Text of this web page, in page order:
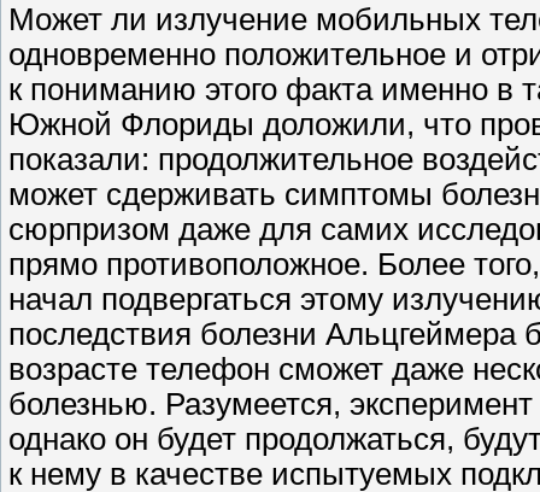
Может ли излучение мобильных
одновременно положительное и
к пониманию этого факта именно в
Южной Флориды доложили, что
показали: продолжительное
может сдерживать симптомы
сюрпризом даже для самих
прямо противоположное. Более
начал подвергаться этому
последствия болезни Альцгеймера
возрасте телефон сможет даже
болезнью. Разумеется,
однако он будет продолжаться,
к нему в качестве испытуемых